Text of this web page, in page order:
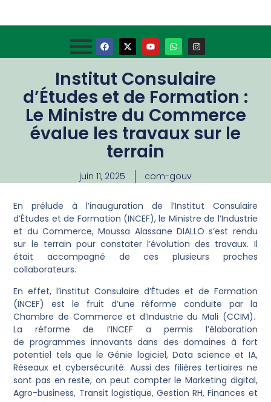
Institut Consulaire
d’Études et de Formation :
Le Ministre du Commerce
évalue les travaux sur le
terrain
juin 11, 2025 com-gouv
En prélude à l’inauguration de l’Institut Consulaire
d’Études et de Formation (INCEF), le Ministre de l’Industrie
et du Commerce, Moussa Alassane DIALLO s’est rendu
sur le terrain pour constater l’évolution des travaux. Il
était accompagné de ces plusieurs proches
collaborateurs.
En effet, l’institut Consulaire d’Études et de Formation
(INCEF) est le fruit d’une réforme conduite par la
Chambre de Commerce et d’Industrie du Mali (CCIM).
La réforme de l’INCEF a permis l’élaboration
de programmes innovants dans des domaines à fort
potentiel tels que le Génie logiciel, Data science et IA,
Réseaux et cybersécurité. Aussi des filières tertiaires ne
sont pas en reste, on peut compter le Marketing digital,
Agro-business, Transit logistique, Gestion RH, Finances et